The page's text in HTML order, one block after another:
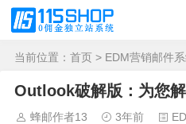
当前位置： 首页 > EDM营销邮件
Outlook破解版：为您
蜂邮作者13 3年前